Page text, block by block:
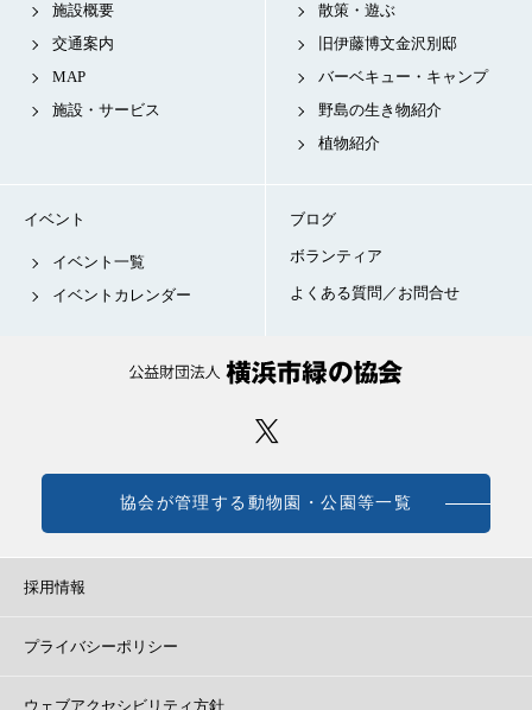
施設概要
交通案内
MAP
施設・サービス
散策・遊ぶ
旧伊藤博文金沢別邸
バーベキュー・キャンプ
野島の生き物紹介
植物紹介
イベント
イベント一覧
イベントカレンダー
ブログ
ボランティア
よくある質問／お問合せ
協会が管理する動物園・公園等一覧
採用情報
プライバシーポリシー
ウェブアクセシビリティ方針